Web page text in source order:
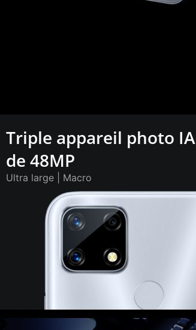
Triple appareil photo IA
de 48MP
Ultra large | Macro